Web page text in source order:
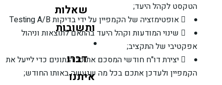
שאלות
ותשובות
דברו
איתנו
הטקסט לקהל היעד;
אופטימזציה של הקמפיין על ידי בדיקות Testing A/B
שינוי המודעות וקהל היעד בהתאם לתוצאות וניהול
אפקטיבי של התקציב;
יצירת דו"ח חודשי המסכם את כל הנתונים כדי לייעל את
הקמפיין ולעדכן אתכם בכל מה שנעשה באותו החודש;